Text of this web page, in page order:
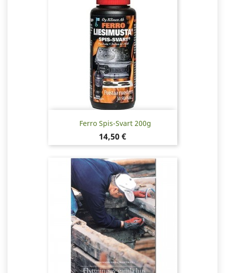
Ferro Spis-Svart 200g
Pris
14,50 €